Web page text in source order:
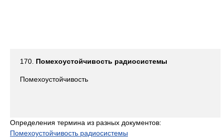
170. Помехоустойчивость радиосистемы
Помехоустойчивость
Определения термина из разных документов:
Помехоустойчивость радиосистемы